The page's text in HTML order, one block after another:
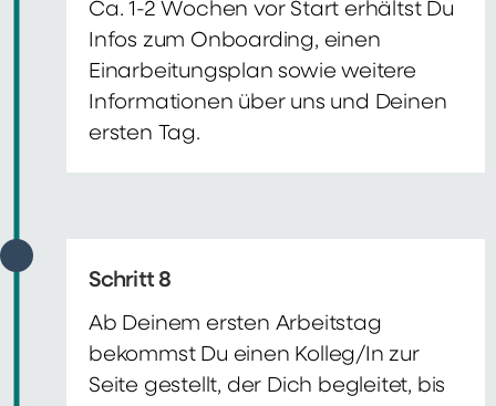
Ca. 1-2 Wochen vor Start erhältst Du
Infos zum Onboarding, einen
Einarbeitungsplan sowie weitere
Informationen über uns und Deinen
ersten Tag.
Schritt 8
Ab Deinem ersten Arbeitstag
bekommst Du einen Kolleg/In zur
Seite gestellt, der Dich begleitet, bis